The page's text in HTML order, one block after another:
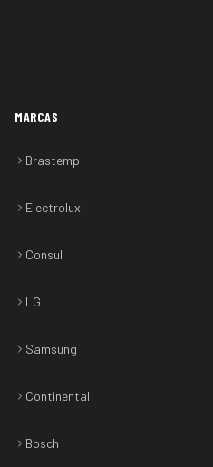
MARCAS
Brastemp
Electrolux
Consul
LG
Samsung
Continental
Bosch